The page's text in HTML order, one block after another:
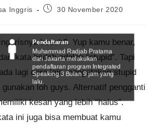
Inggris
Post30 November 2020
bodoh?. Yup kamu benar,
kata bodoh adalah “stupid”. Tapi
lagi cara lain mengatakan stupid
loh guys. Alternatif pengganti
kesan yang lebih “halus”.
ini juga bisa membuat kamu
Pendaftaran
Muhammad Radjab Pratama
dari Jakarta melakukan
pendaftaran program Integrated
Speaking 3 Bulan 9 jam yang
lalu.